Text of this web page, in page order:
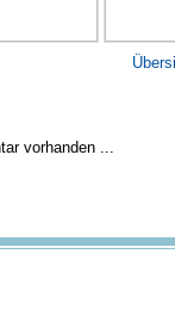
vorhanden ...